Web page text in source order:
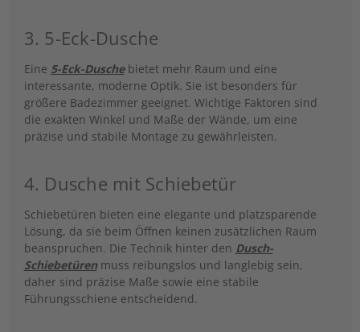
3. 5-Eck-Dusche
Eine 5-Eck-Duschebietet mehr Raum und eine
interessante, moderne Optik. Sie ist besonders für
größere Badezimmer geeignet. Wichtige Faktoren sind
die exakten Winkel und Maße der Wände, um eine
präzise und stabile Montage zu gewährleisten.
4. Dusche mit Schiebetür
Schiebetüren bieten eine elegante und platzsparende
Lösung, da sie beim Öffnen keinen zusätzlichen Raum
beanspruchen. Die Technik hinter den Dusch-
Schiebetürenmuss reibungslos und langlebig sein,
daher sind präzise Maße sowie eine stabile
Führungsschiene entscheidend.